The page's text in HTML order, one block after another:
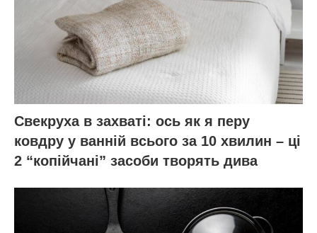
Свекруха в захваті: ось як я перу
ковдру у ванній всього за 10 хвилин – ці
2 “копійчані” засоби творять дива